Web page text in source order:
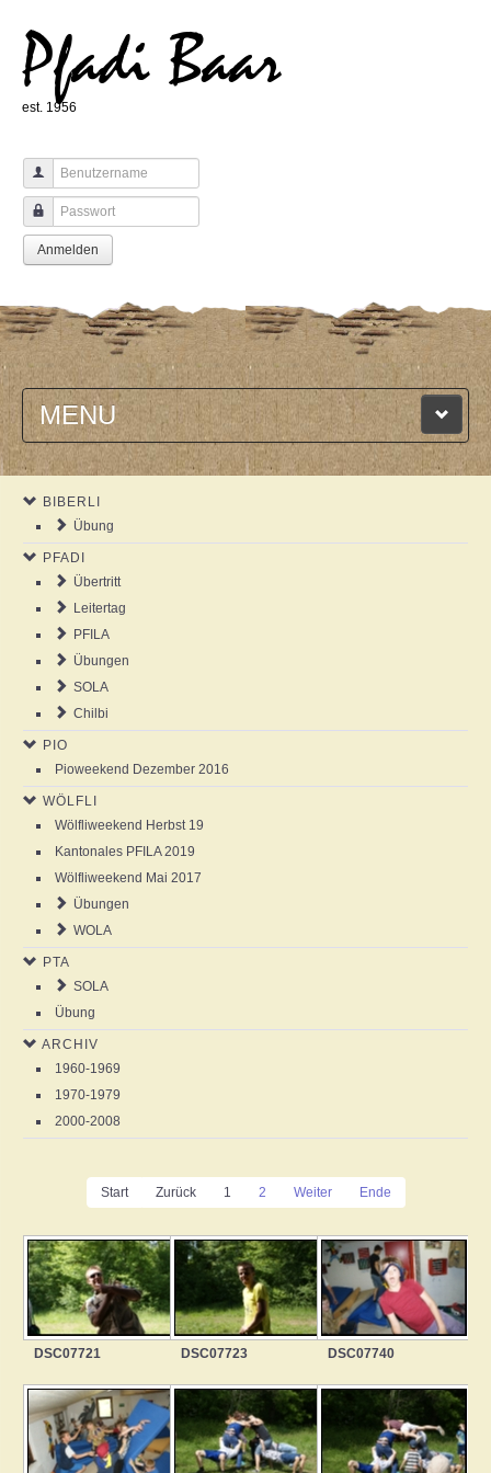
Pfadi Baar
est. 1956
Benutzername
Passwort
Anmelden
MENU
HOME
NEWS
AGENDA
ABOUT US
ANSCHLAG
GALLERY
BIBERLI
Übung
PFADI
Übertritt
Leitertag
PFILA
Übungen
SOLA
Chilbi
PIO
Pioweekend Dezember 2016
WÖLFLI
Wölfliweekend Herbst 19
Kantonales PFILA 2019
Wölfliweekend Mai 2017
Übungen
WOLA
PTA
SOLA
Übung
ARCHIV
1960-1969
1970-1979
2000-2008
Start Zurück 1 2 Weiter Ende
DSC07721 DSC07723 DSC07740